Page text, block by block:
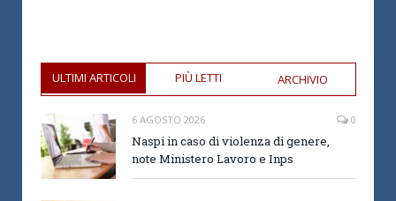
ULTIMI ARTICOLI PIÙ LETTI ARCHIVIO
6 AGOSTO 2026 0
Naspi in caso di violenza di genere,
note Ministero Lavoro e Inps